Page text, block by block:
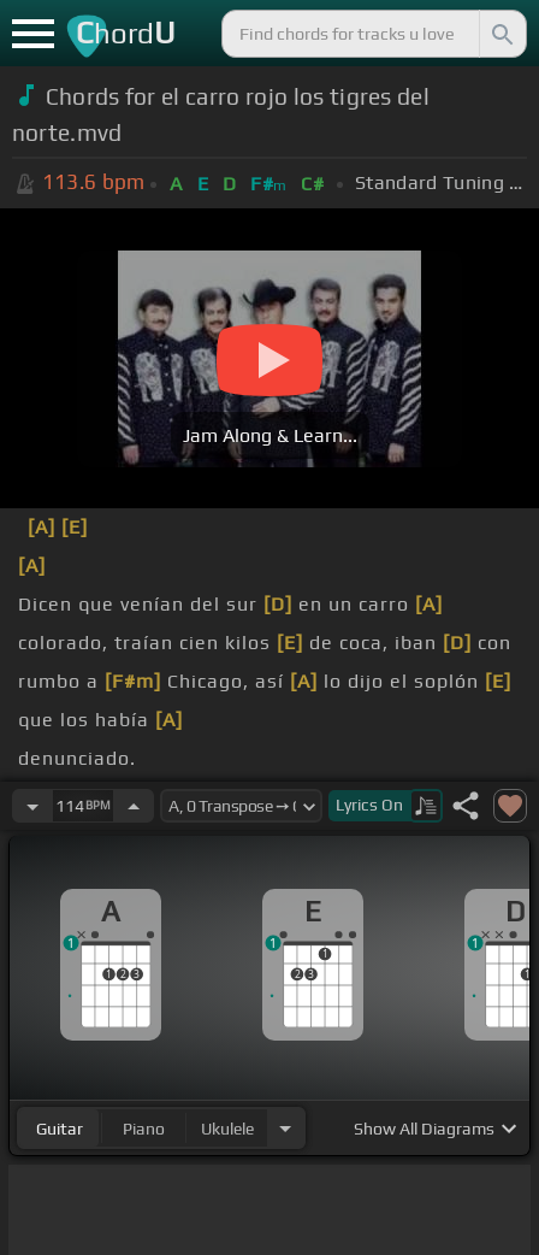
ChordU
Chords for el carro rojo los tigres del
norte.mvd
113.6 bpm A E D F#m C# Standard Tuning (EADGBE)
Jam Along & Learn...
[A] [E]
[A]
Dicen que venían del sur [D] en un carro [A]
colorado, traían cien kilos [E] de coca, iban [D] con
rumbo a [F#m] Chicago, así [A] lo dijo el soplón [E]
que los había [A]
denunciado.
habían pasado la aduana,
[D]
la que está en el
Antonio los
[E]que comandan
el condado.
[F#m] [A]
Una sirena[D] lloraba, un [A]emigrante gritó que
detuvieran el [E] carro para que lo [A]
registraran y
mataban.
114BPM Lyrics On
A
1 2 3
1
E
2 3
1
1
D
1
1
Guitar Piano Ukulele ShowAll Diagrams